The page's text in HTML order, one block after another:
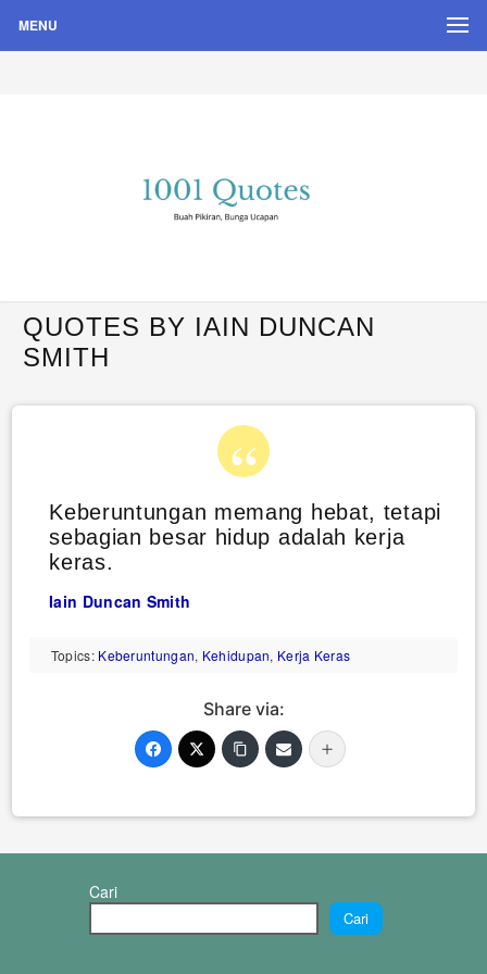
MENU
Quote Hari Puisi
QUOTES BY IAIN DUNCAN
SMITH
Keberuntungan memang hebat, tetapi
sebagian besar hidup adalah kerja
keras.
Iain Duncan Smith
Topics: Keberuntungan, Kehidupan, Kerja Keras
Share via:
Cari
Cari